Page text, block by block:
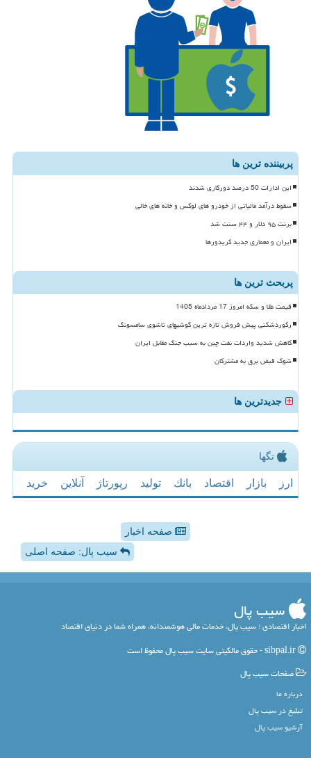
پربیننده ترین ها
این ادارات 50 درصد دورکاری شدند
سقوط درآمد مالیاتی از خودرو های لوکس و خانه های خالی
برنت ۹۵ دلار و ۴۴ سنت شد
ایران و معماری جدید کریدورها
پربحث ترین ها
قیمت طلا و سکه امروز 17 مردادماه 1405
رکوردشکنی پیش فروش تازه ترین گوشیهای تاشوی سامسونگ
کاهش شدید واردات نفت چین به سبب جنگ مقابل ایران
شوک قبض برق به مشترکان
جدیدترین ها
تگها
ارز بازار اقتصاد بانك تولید رپورتاژ آنلاین خرید
صفحه اخبار
سیب پال: صفحه اصلی
سیب پال
اخبار اقتصادی ؛ سیب پال، خدمات مالی هوشمندانه، همراه شما در دنیای اقتصاد
صفحات سیب پال
درباره ما
تبلیغ در سیب پال
آرشیو سیب پال